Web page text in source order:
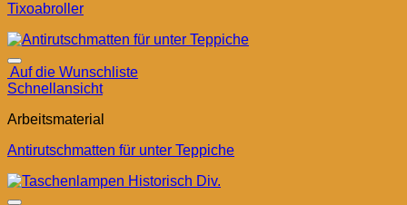
Tixoabroller
Auf die Wunschliste
Schnellansicht
Arbeitsmaterial
Antirutschmatten für unter Teppiche